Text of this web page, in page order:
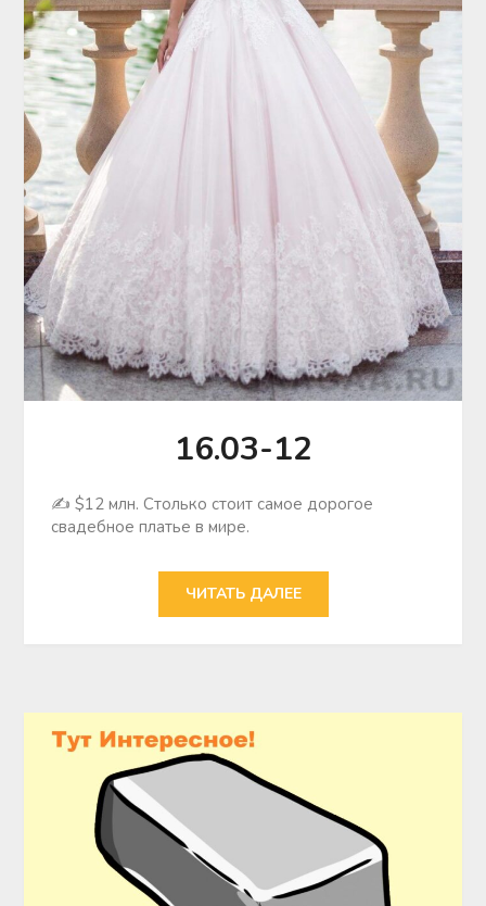
16.03-12
✍ $12 млн. Столько стоит самое дорогое
свадебное платье в мире.
ЧИТАТЬ ДАЛЕЕ